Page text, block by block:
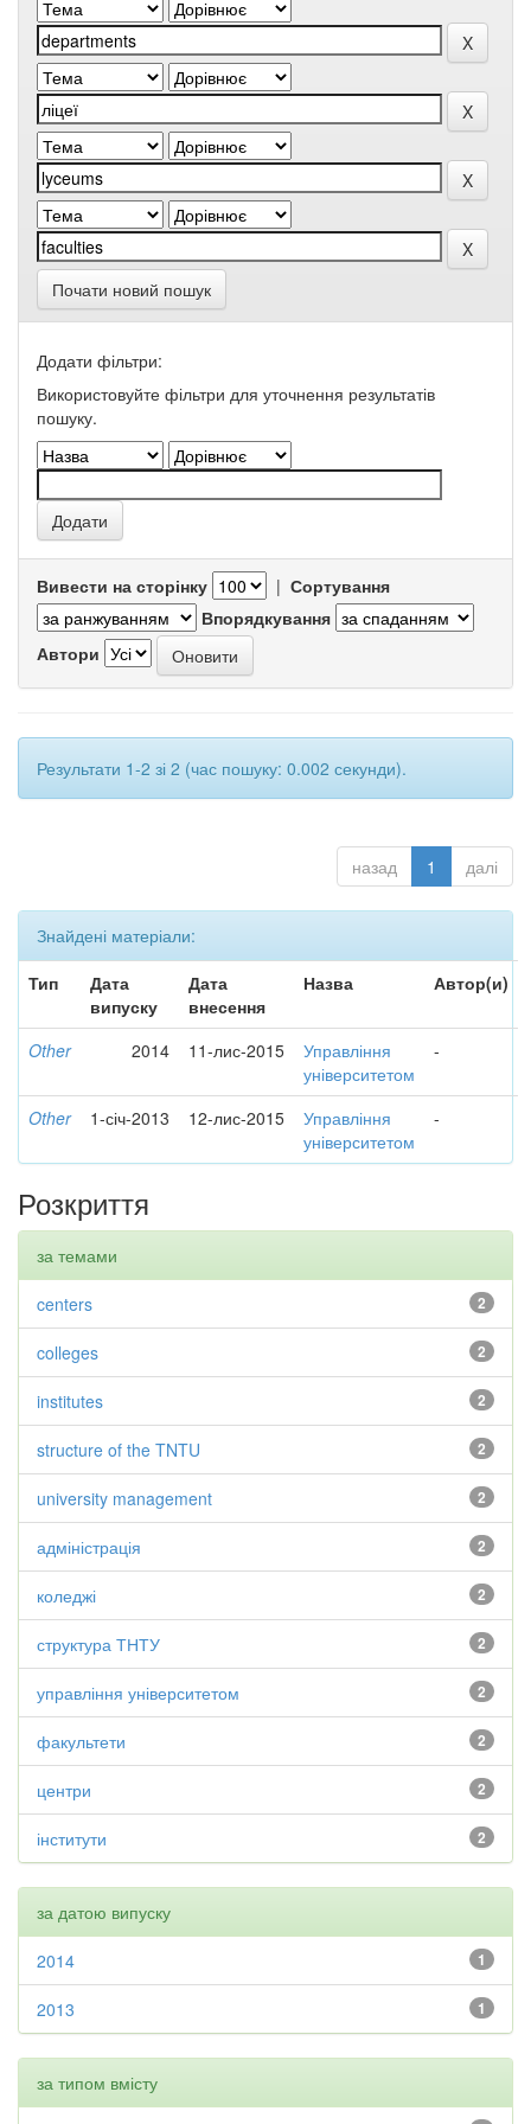
Почати новий пошук
Додати фільтри:
Використовуйте фільтри для уточнення результатів
пошуку.
Вивести на сторінку | Сортування
Впорядкування
Автори
Результати 1-2 зі 2 (час пошуку: 0.002 секунди).
назад 1 далі
Знайдені матеріали:
Тип
Дата
випуску
Дата
внесення
Назва Автор(и)
Other 2014 11-лис-2015
Управління
університетом
-
Other 1-січ-2013 12-лис-2015
Управління
університетом
-
Розкриття
за темами
2
centers
2
colleges
2
institutes
2
structure of the TNTU
2
university management
2
адміністрація
2
коледжі
2
структура ТНТУ
2
управління університетом
2
факультети
2
центри
2
інститути
за датою випуску
1
2014
1
2013
за типом вмісту